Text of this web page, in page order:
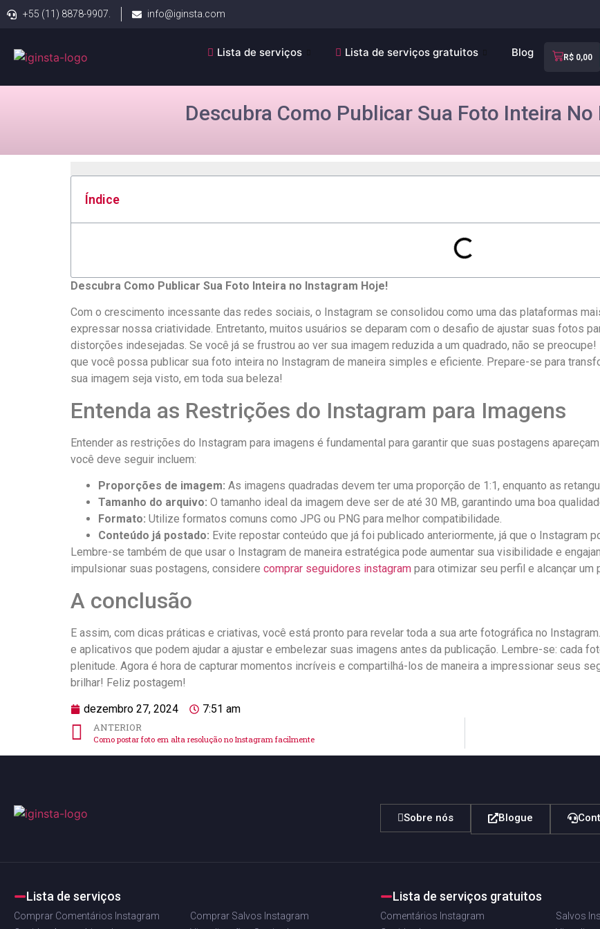
+55 (11) 8878-9907. info@iginsta.com
Lista de serviços Lista de serviços gratuitos Blog R$0,00
Descubra Como Publicar Sua Foto Inteira
Índice
Descubra Como Publicar Sua Foto Inteira ‌no Instagram Hoje!
Com o crescimento incessante das redes sociais, o‍ Instagram ​se consolidou como⁤ uma ‌das plataformas
⁢expressar nossa criatividade. Entretanto, muitos usuários⁣ se ⁣deparam com ⁣o desafio de⁢ ajustar ‍suas fotos
distorções ‍indesejadas. Se⁤ você⁢ já se​ frustrou ao ver‍ sua imagem reduzida a um quadrado, não se⁣
que ⁢você possa ​publicar sua foto inteira no Instagram⁢ de maneira simples e ‍eficiente. Prepare-se para
sua imagem seja ​visto, em ‌toda ‍sua beleza!
Entenda as Restrições do Instagram para⁢ Imagens
Entender as⁢ restrições do‍ Instagram para imagens ​é fundamental para garantir que suas postagens
você deve‍ seguir incluem:
Proporções de imagem: As imagens quadradas⁣ devem ter uma proporção de 1:1, enquanto as
Tamanho do arquivo: O ​tamanho ⁢ideal ​da ⁢imagem deve ser de ‌até 30 ‌MB, garantindo uma boa​
Formato: Utilize formatos comuns como JPG ⁢ou PNG‌ para melhor‍ compatibilidade.
Conteúdo já postado: Evite repostar⁤ conteúdo que já​ foi publicado ‌anteriormente, já que o Instagram
Lembre-se também⁢ de que usar o Instagram​ de maneira estratégica pode aumentar sua visibilidade e
impulsionar ‌suas​ postagens, considere comprar seguidores instagram para otimizar seu perfil e‍ alcançar um
A conclusão
E assim, ‍com dicas‌ práticas ⁢e criativas, você ​está pronto para ‌revelar toda​ a sua arte ⁤fotográfica no
e aplicativos que podem ajudar a ajustar⁢ e‌ embelezar suas ‌imagens antes da publicação. Lembre-se:‌ cada
plenitude. Agora ‌é hora de capturar momentos incríveis e compartilhá-los de maneira a ‌impressionar ‍seus
brilhar! ⁢Feliz ‌postagem!
dezembro 27, 2024 7:51 am
ANTERIOR
Como postar foto em alta resolução no Instagram facilmente
Sobre nós Blogue
Lista de serviços
Comprar Comentários Instagram
Comprar Salvos Instagram
Lista de serviços gratuitos
Comentários Instagram
Salvos